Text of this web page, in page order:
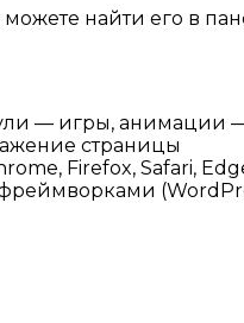
найти его в
— игры,
страницы
Firefox, Safari,